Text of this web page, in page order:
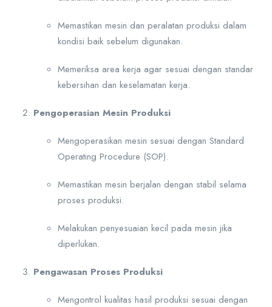
Memastikan mesin dan peralatan produksi dalam
kondisi baik sebelum digunakan.
Memeriksa area kerja agar sesuai dengan standar
kebersihan dan keselamatan kerja.
Pengoperasian Mesin Produksi
Mengoperasikan mesin sesuai dengan Standard
Operating Procedure (SOP).
Memastikan mesin berjalan dengan stabil selama
proses produksi.
Melakukan penyesuaian kecil pada mesin jika
diperlukan.
Pengawasan Proses Produksi
Mengontrol kualitas hasil produksi sesuai dengan